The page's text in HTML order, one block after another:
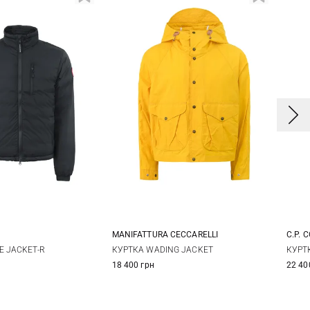
L
JACKET-R
40 42
MANIFATTURA CECCARELLI
КУРТКА WADING JACKET
18 400 грн
C.P.
22